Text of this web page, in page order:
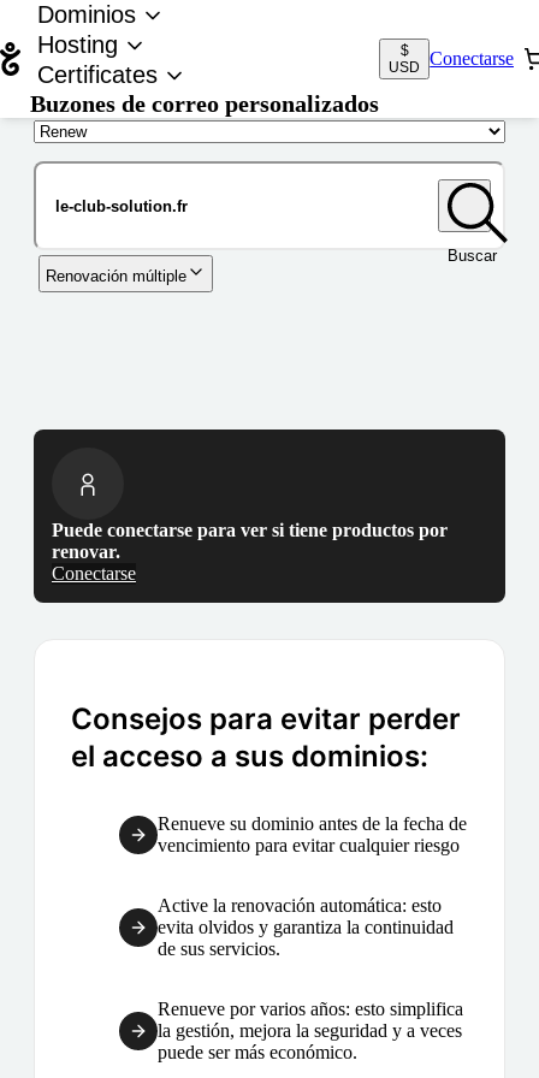
Dominios
Hosting
Certificates
Buzones de correo personalizados
$
USD
Conectarse
Buscar
Renovación múltiple
Puede conectarse para ver si tiene productos por
renovar.
Conectarse
Consejos para evitar perder
el acceso a sus dominios:
Renueve su dominio antes de la fecha de
vencimiento para evitar cualquier riesgo
Active la renovación automática: esto
evita olvidos y garantiza la continuidad
de sus servicios.
Renueve por varios años: esto simplifica
la gestión, mejora la seguridad y a veces
puede ser más económico.